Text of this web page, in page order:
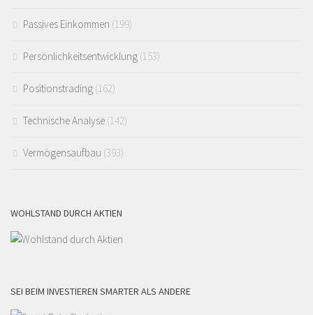
Passives Einkommen (199)
Persönlichkeitsentwicklung (153)
Positionstrading (162)
Technische Analyse (142)
Vermögensaufbau (393)
WOHLSTAND DURCH AKTIEN
SEI BEIM INVESTIEREN SMARTER ALS ANDERE